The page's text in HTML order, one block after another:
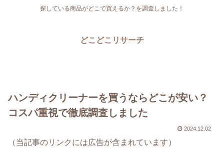
探している商品がどこで買えるか？を調査しました！
どこどこリサーチ
ハンディクリーナーを買うならどこが安い？
コスパ重視で徹底調査しました
2024.12.02
（当記事のリンクには広告が含まれています）